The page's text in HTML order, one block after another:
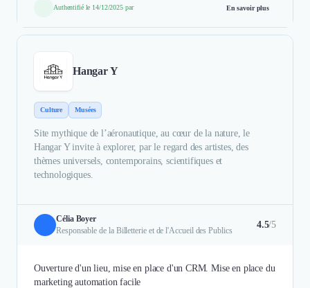
Authentifié le 14/12/2025 par En savoir plus
Hangar Y
Culture Musées
Site mythique de l’aéronautique, au cœur de la nature, le
Hangar Y invite à explorer, par le regard des artistes, des
thèmes universels, contemporains, scientifiques et
technologiques.
Célia Boyer
Responsable de la Billetterie et de l'Accueil des Publics
4.5/5
Ouverture d'un lieu, mise en place d'un CRM. Mise en place du
marketing automation facile